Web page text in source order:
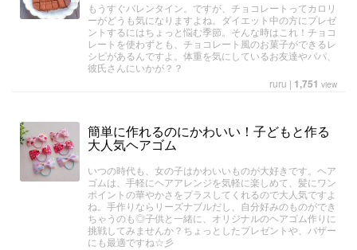
もうすぐバレンタイン。ですが、チョコレートってカロリ
ーがどうも気になりますよね。ダイエット中の方にプレゼ
ントするにはちょっと悩む季節。そんな時はこれ！チョコ
レートを使わずとも、チョコレート風のお菓子ができるレ
シピがあるんですよ。体重を気にしているお友達やパパ、
彼氏さんにいかが？？
ruru | 1,751 view
簡単に作れるのにかわいい！子どもと作る
大人気ヘアゴム
いつの時代も、女の子はかわいいものが大好きです。ヘア
ゴムは、手軽にヘアアレンジを気軽に楽しめて、髪にワン
ポイントの華やかさをプラスしてくれるので大人気ですよ
ね。手作りならリーズナブルだし、自分好みのものができ
ちゃうのも◎子供と一緒に、オリジナルのヘアゴム作りに
挑戦してみませんか？ちょっとしたプレゼントや、バザー
にも最適ですね☆彡